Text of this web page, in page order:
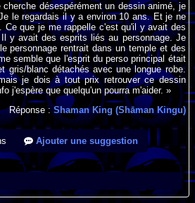
désespérément un dessin animé, je
le regardais il y a environ 10 ans. Et je ne
Ce que je me rappelle c'est qu'il y avait des
y avait des esprits liés au personnage. Je
personnage rentrait dans un temple et des
semble que l'esprit du perso principal était
gris/blanc détachés avec une longue robe.
je dois à tout prix retrouver ce dessin
j'espère que quelqu'un pourra m'aider. »
Réponse :Shaman King (Shāman Kingu)
Ajouter une suggestion